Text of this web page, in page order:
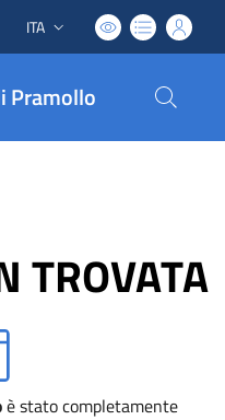
Lingua attiva:
ITA
Pramollo
TROVATA
è stato completamente